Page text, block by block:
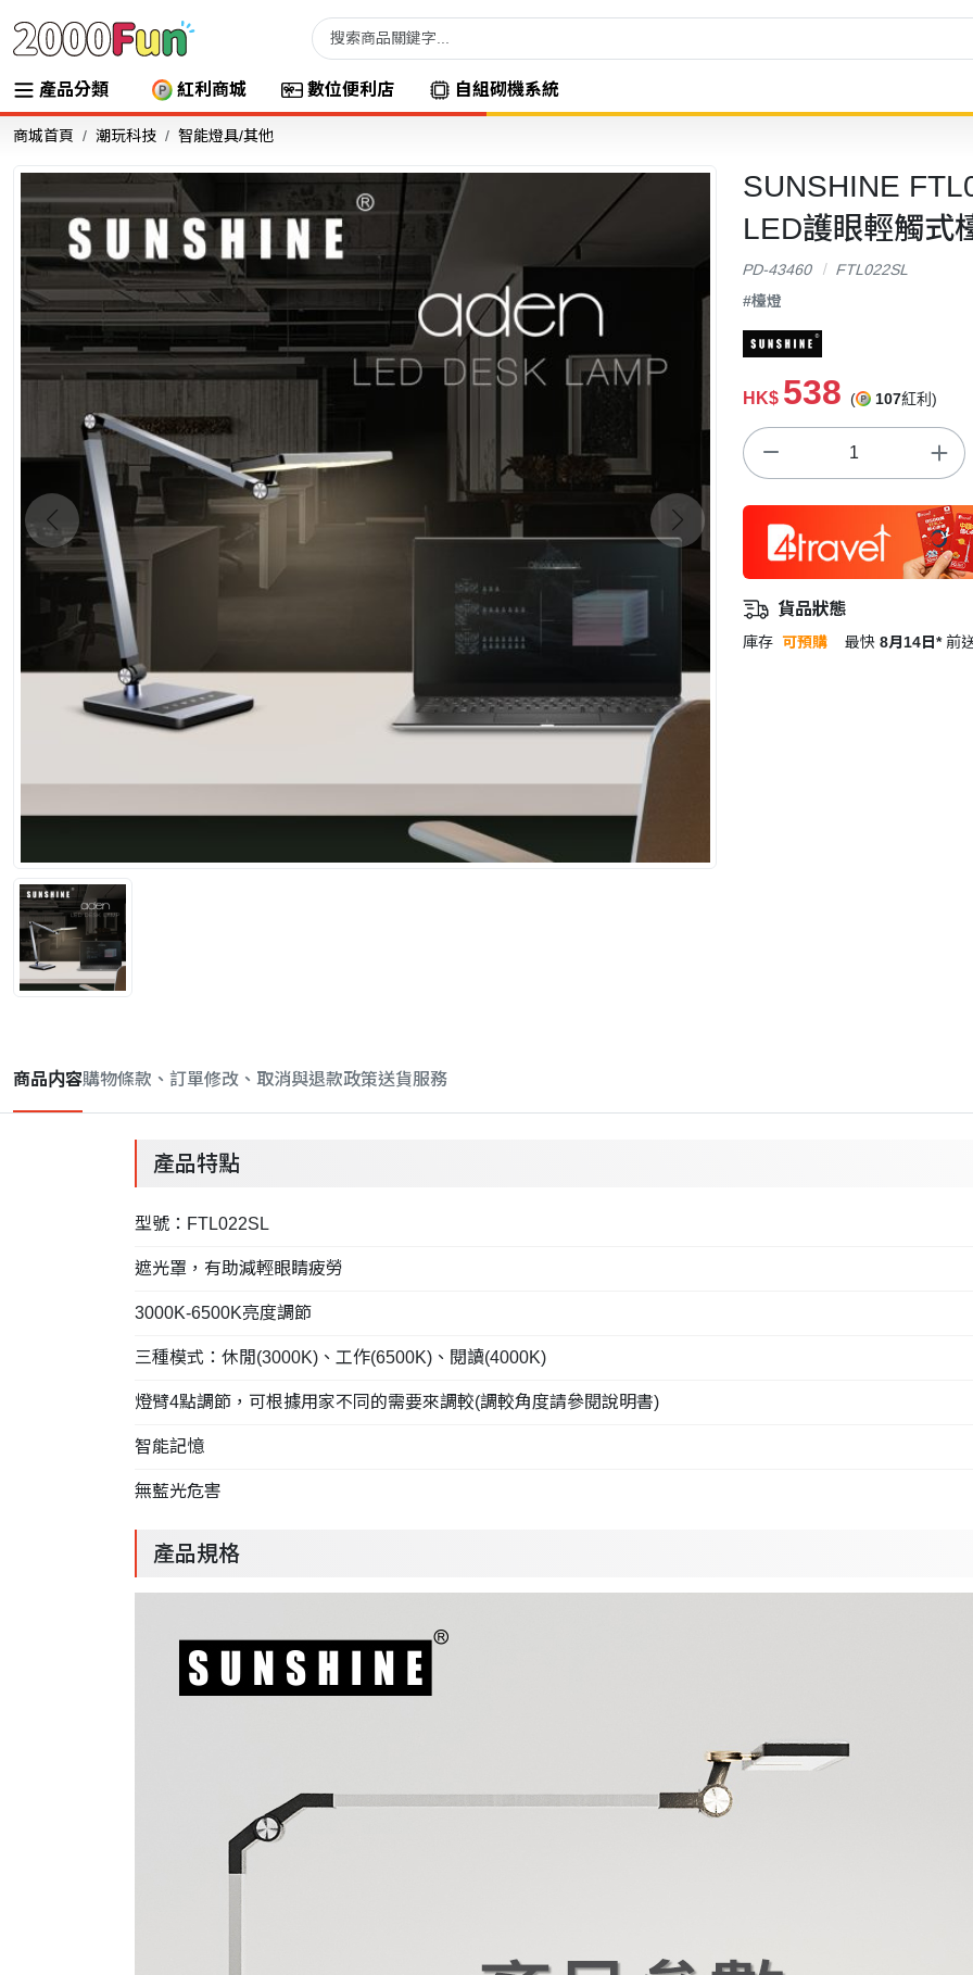
產品分類 紅利商城 數位便利店 自組砌機系統
商城首頁 潮玩科技 智能燈具/其他
SUNSHINE
LED護眼輕觸式
PD-43460
FTL022SL
#檯燈
HK$ 538 ( 107紅利)
貨品狀態
庫存 可預購 最快 8月14日* 前
商品内容購物條款、訂單修改、取消與退款政策送貨服務
產品特點
型號：FTL022SL
遮光罩，有助減輕眼睛疲勞
3000K-6500K亮度調節
三種模式：休閒(3000K)、工作(6500K)、閱讀(4000K)
燈臂4點調節，可根據用家不同的需要來調較(調較角度請參閱說明書)
智能記憶
無藍光危害
產品規格